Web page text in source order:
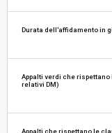
Durata dell'affidamento in
Appalti verdi che
relativi DM)
Appalti che rispettano le